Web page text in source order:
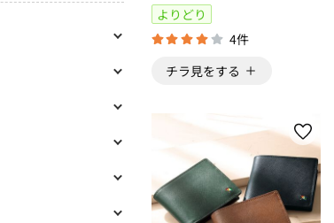
よりどり
4件
チラ見をする